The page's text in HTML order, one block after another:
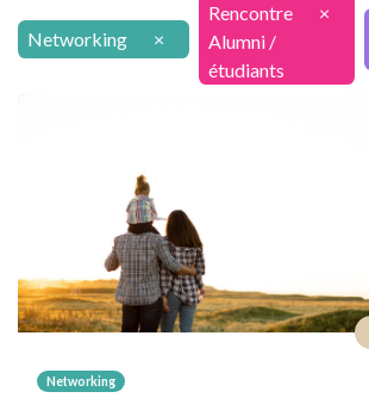
Networking ×
Rencontre
Alumni /
étudiants
×
Networking